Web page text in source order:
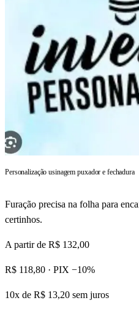
Personalização usinagem puxador e fechadura
Furação precisa na folha para
certinhos.
A partir de R$ 132,00
R$ 118,80 · PIX −10%
10x de R$ 13,20 sem juros